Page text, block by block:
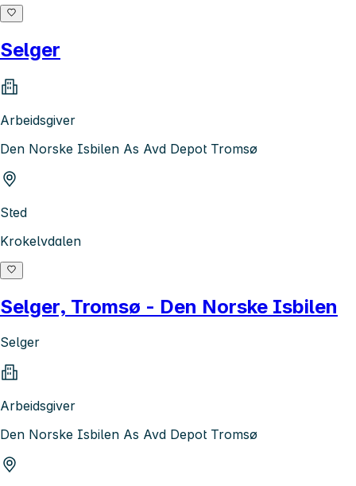
Selger
Arbeidsgiver
Den Norske Isbilen As Avd Depot Tromsø
Sted
Krokelvdalen
Selger, Tromsø - Den Norske Isbilen
Selger
Arbeidsgiver
Den Norske Isbilen As Avd Depot Tromsø